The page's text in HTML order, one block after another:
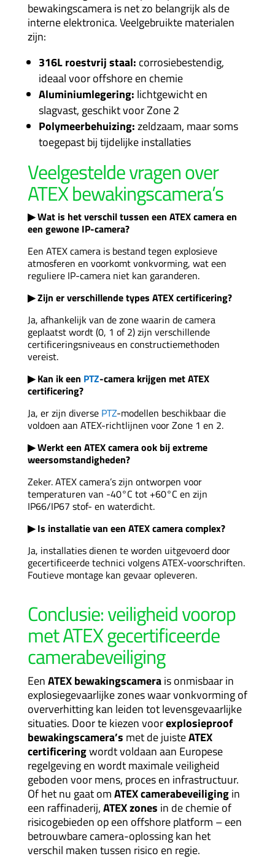
bewakingscamera is net zo belangrijk als de
interne elektronica. Veelgebruikte materialen
zijn:
316L roestvrij staal: corrosiebestendig,
ideaal voor offshore en chemie
Aluminiumlegering: lichtgewicht en
slagvast, geschikt voor Zone 2
Polymeerbehuizing:zeldzaam, maar soms
toegepast bij tijdelijke installaties
Veelgestelde vragen over
ATEX bewakingscamera’s
▶ Wat is het verschil tussen een ATEX camera en
een gewone IP-camera?
Een ATEX camera is bestand tegen explosieve
atmosferen en voorkomt vonkvorming, wat een
reguliere IP-camera niet kan garanderen.
▶ Zijn er verschillende types ATEX certificering?
Ja, afhankelijk van de zone waarin de camera
geplaatst wordt (0, 1 of 2) zijn verschillende
certificeringsniveaus en constructiemethoden
vereist.
▶ Kan ik een PTZ-camera krijgen met ATEX
certificering?
Ja, er zijn diverse PTZ-modellen beschikbaar die
voldoen aan ATEX-richtlijnen voor Zone 1 en 2.
▶ Werkt een ATEX camera ook bij extreme
weersomstandigheden?
Zeker. ATEX camera’s zijn ontworpen voor
temperaturen van -40°C tot +60°C en zijn
IP66/IP67 stof- en waterdicht.
▶ Is installatie van een ATEX camera complex?
Ja, installaties dienen te worden uitgevoerd door
gecertificeerde technici volgens ATEX-voorschriften.
Foutieve montage kan gevaar opleveren.
Conclusie: veiligheid voorop
met ATEX gecertificeerde
camerabeveiliging
EenATEX bewakingscamerais onmisbaar in
explosiegevaarlijke zones waar vonkvorming of
oververhitting kan leiden tot levensgevaarlijke
situaties. Door te kiezen voorexplosieproof
bewakingscamera’s met de juisteATEX
certificeringwordt voldaan aan Europese
regelgeving en wordt maximale veiligheid
geboden voor mens, proces en infrastructuur.
Of het nu gaat omATEX camerabeveiligingin
een raffinaderij,ATEX zones in de chemie of
risicogebieden op een offshore platform – een
betrouwbare camera-oplossing kan het
verschil maken tussen risico en regie.